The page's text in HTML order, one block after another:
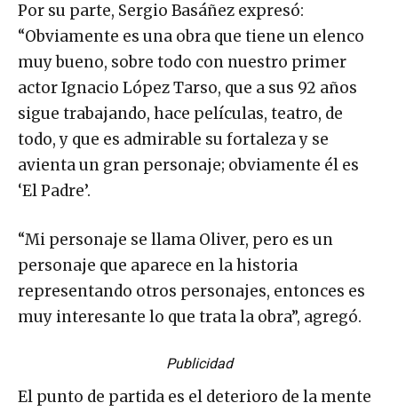
Por su parte, Sergio Basáñez expresó:
“Obviamente es una obra que tiene un elenco
muy bueno, sobre todo con nuestro primer
actor Ignacio López Tarso, que a sus 92 años
sigue trabajando, hace películas, teatro, de
todo, y que es admirable su fortaleza y se
avienta un gran personaje; obviamente él es
‘El Padre’.
“Mi personaje se llama Oliver, pero es un
personaje que aparece en la historia
representando otros personajes, entonces es
muy interesante lo que trata la obra”, agregó.
Publicidad
El punto de partida es el deterioro de la mente